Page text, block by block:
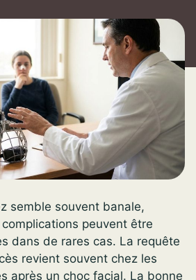
semble souvent banale,
peuvent être
dans de rares cas. La requête
revient souvent chez les
après un choc facial. La bonne